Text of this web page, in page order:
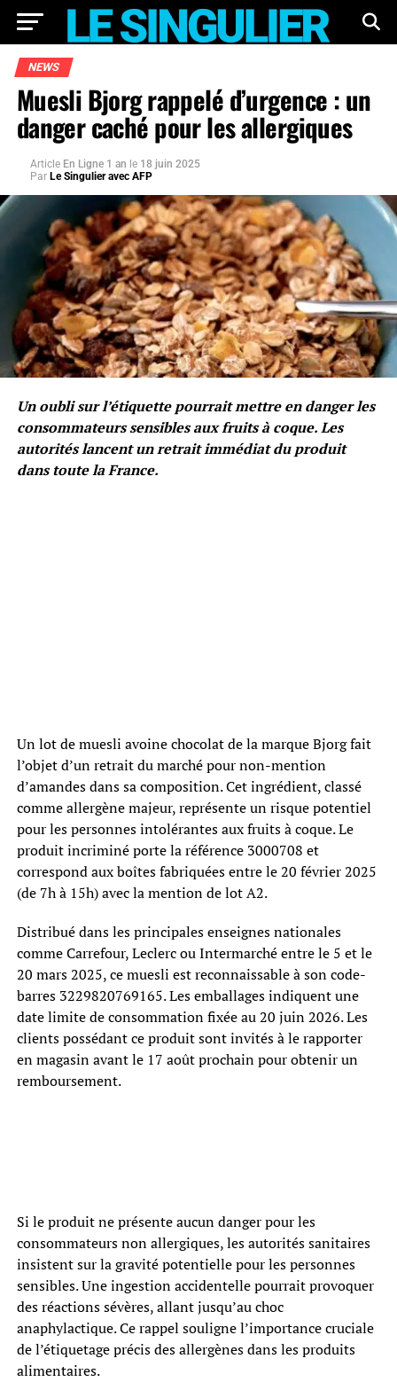
NEWS
Muesli Bjorg rappelé d’urgence : un
danger caché pour les allergiques
Article En Ligne 1 an le 18 juin 2025
Par Le Singulier avec AFP
Un oubli sur l’étiquette pourrait mettre en danger les
consommateurs sensibles aux fruits à coque. Les
autorités lancent un retrait immédiat du produit
dans toute la France.
Un lot de muesli avoine chocolat de la marque Bjorg fait
l’objet d’un retrait du marché pour non-mention
d’amandes dans sa composition. Cet ingrédient, classé
comme allergène majeur, représente un risque potentiel
pour les personnes intolérantes aux fruits à coque. Le
produit incriminé porte la référence 3000708 et
correspond aux boîtes fabriquées entre le 20 février 2025
(de 7h à 15h) avec la mention de lot A2.
Distribué dans les principales enseignes nationales
comme Carrefour, Leclerc ou Intermarché entre le 5 et le
20 mars 2025, ce muesli est reconnaissable à son code-
barres 3229820769165. Les emballages indiquent une
date limite de consommation fixée au 20 juin 2026. Les
clients possédant ce produit sont invités à le rapporter
en magasin avant le 17 août prochain pour obtenir un
remboursement.
Si le produit ne présente aucun danger pour les
consommateurs non allergiques, les autorités sanitaires
insistent sur la gravité potentielle pour les personnes
sensibles. Une ingestion accidentelle pourrait provoquer
des réactions sévères, allant jusqu’au choc
anaphylactique. Ce rappel souligne l’importance cruciale
de l’étiquetage précis des allergènes dans les produits
alimentaires.